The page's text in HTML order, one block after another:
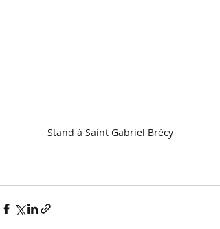
Stand à Saint Gabriel Brécy